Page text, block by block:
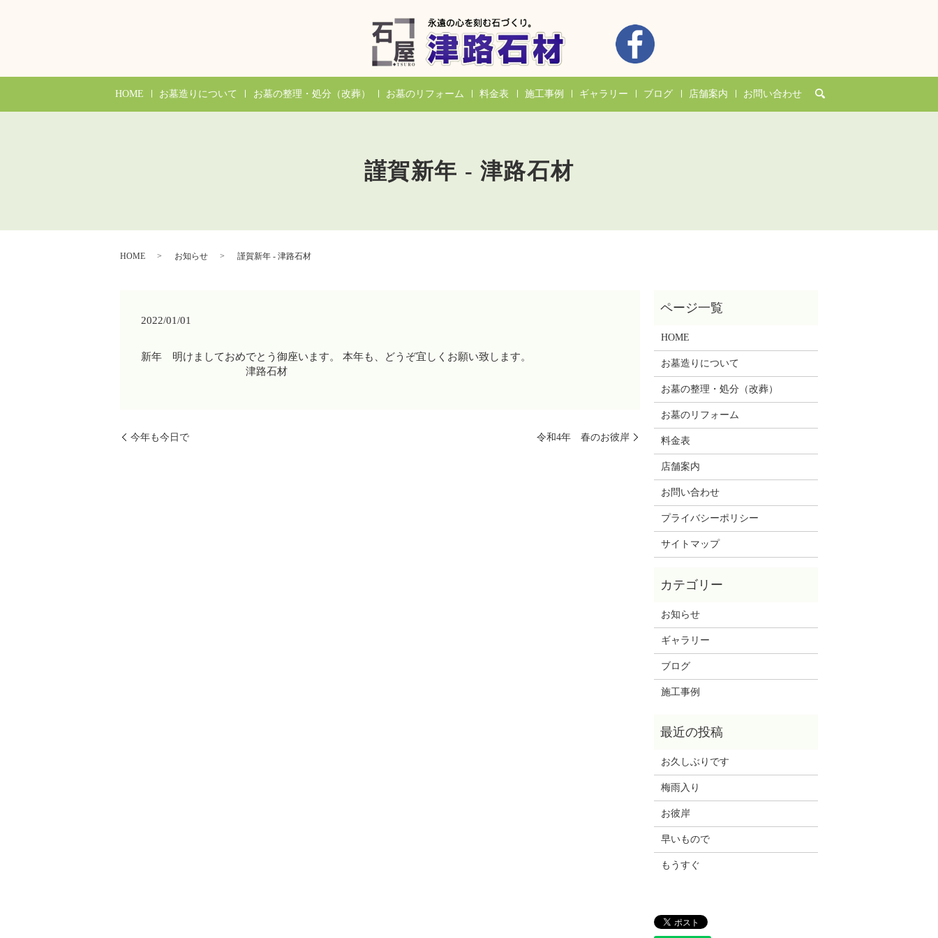
HOME お墓造りについて お墓の整理・処分（改葬） お墓のリフォーム 料金表 施工事例 ギャラリー ブログ 店舗案内 お問い合わせ search
謹賀新年 - 津路石材
HOME お知らせ 謹賀新年 - 津路石材
2022/01/01
新年 明けましておめでとう御座います。 本年も、どうぞ宜しくお願い致します。
津路石材
今年も今日で 令和4年 春のお彼岸
HOME
お墓造りについて
お墓の整理・処分（改葬）
お墓のリフォーム
料金表
店舗案内
お問い合わせ
プライバシーポリシー
サイトマップ
お知らせ
ギャラリー
ブログ
施工事例
お久しぶりです
梅雨入り
お彼岸
早いもので
もうすぐ